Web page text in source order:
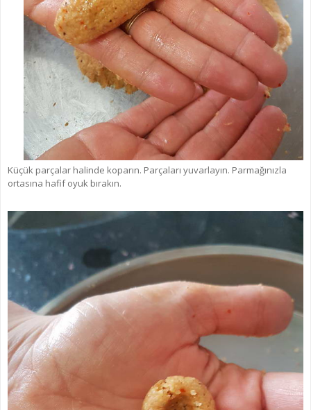
Küçük parçalar halinde koparın. Parçaları yuvarlayın. Parmağınızla
ortasına hafif oyuk bırakın.